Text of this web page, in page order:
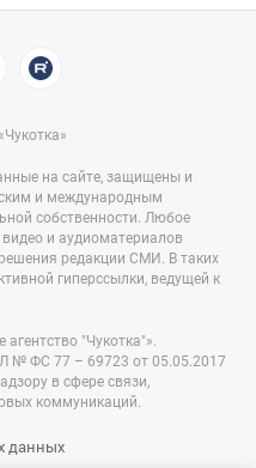
на сайте, защищены и
и международным
собственности. Любое
и аудиоматериалов
редакции СМИ. В таких
гиперссылки, ведущей к
"Чукотка"».
№ ФС 77 – 69723 от 05.05.2017
в сфере связи,
коммуникаций.
данных